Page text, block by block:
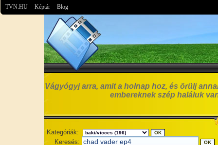
TVN.HU Képtár Blog
Vágyógyj arra, amit a holnap hoz, és örülj
embereknek szép haláluk
Kategóriák:
Keresés: